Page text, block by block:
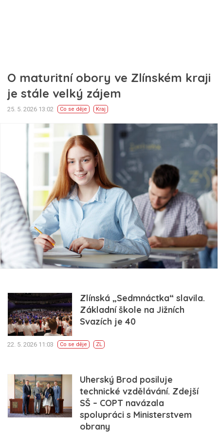
O maturitní obory ve Zlínském kraji
je stále velký zájem
25. 5. 2026 13:02 Co se děje Kraj
Zlínská „Sedmnáctka“ slavila.
Základní škole na Jižních
Svazích je 40
22. 5. 2026 11:03 Co se děje ZL
Uherský Brod posiluje
technické vzdělávání. Zdejší
SŠ – COPT navázala
spolupráci s Ministerstvem
obrany